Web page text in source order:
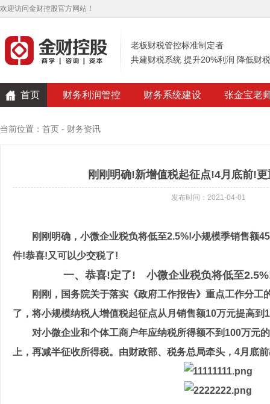
欢迎访问金财控股官方网站！
老板财税管控标准制定者
共建财税系统 提升20%利润 降低财
首页 财务利润管控 财务系统建设 张金宝老
当前位置： 首页 - 财务资讯
刚刚明确!新增值税起征点!4月底前!
发布时间：2021-04-01
刚刚明确，小微企业税负将低至2.5%!小规模季销售额
件!恭喜!又可以少交税了!
一、恭喜!定了! 小微企业税负将低至2.5%!
刚刚，国务院关于落实《政府工作报告》重点工作分工
了，将小规模纳税人增值税起征点从月销售额10万元提高到
对小微企业和个体工商户年应纳税所得额不到100万元的
上，再减半征收所得税。由财政部、税务总局牵头，4月底